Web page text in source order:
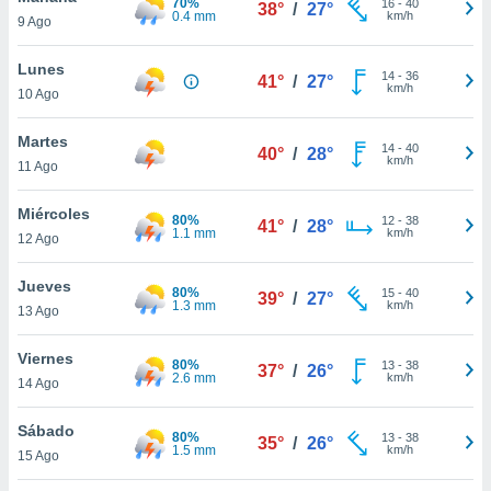
y
en
más
de
cookies
aceptar
9 Ago
0.4 mm
38° / 27° 16- 40
km/h
Lunes
10 Ago
41° / 27° 14- 36
km/h
Martes
11 Ago
40° / 28° 14- 40
km/h
Miércoles
12 Ago
80%
1.1 mm
41° / 28° 12- 38
km/h
Jueves
13 Ago
80%
1.3 mm
39° / 27° 15- 40
km/h
Viernes
14 Ago
80%
2.6 mm
37° / 26° 13- 38
km/h
Sábado
15 Ago
80%
1.5 mm
35° / 26° 13- 38
km/h